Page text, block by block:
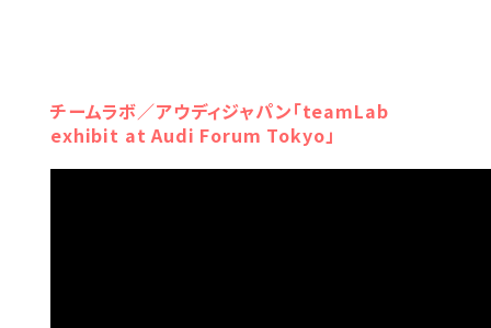
チームラボ／アウディジャパン「teamLab
exhibit at Audi Forum Tokyo」